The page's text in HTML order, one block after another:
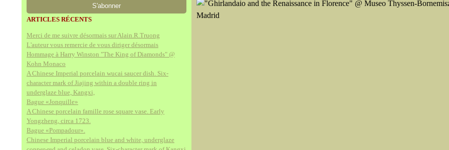
ARTICLES RÉCENTS
Merci de me suivre désormais sur Alain.R.Truong
L'auteur vous remercie de vous diriger désormais
Hommage à Harry Winston "The King of Diamonds" @
Kohn Monaco
A Chinese Imperial porcelain wucai saucer dish. Six-
character mark of Jiajing within a double ring in
underglaze blue, Kangxi,
Bague «Jonquille»
A Chinese porcelain famille rose square vase. Early
Yongzheng, circa 1723.
Bague «Pompadour».
Chinese Imperial porcelain blue and white, underglaze